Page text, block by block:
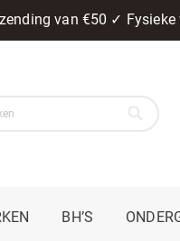
van €50 ✓
BH’S